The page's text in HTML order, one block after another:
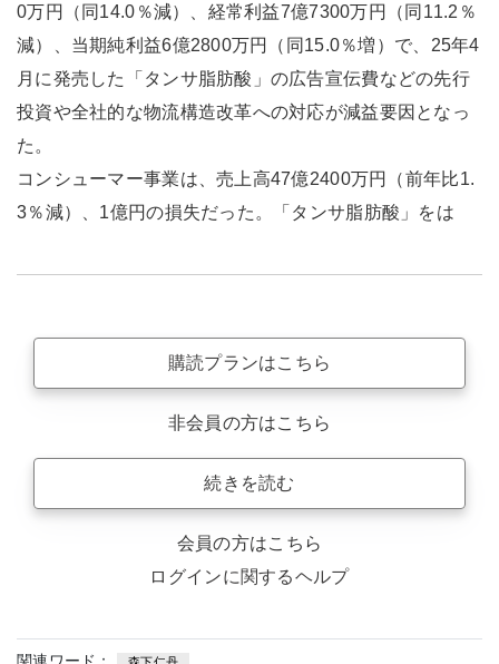
0万円（同14.0％減）、経常利益7億7300万円（同11.2％
減）、当期純利益6億2800万円（同15.0％増）で、25年4
月に発売した「タンサ脂肪酸」の広告宣伝費などの先行
投資や全社的な物流構造改革への対応が減益要因となっ
た。
コンシューマー事業は、売上高47億2400万円（前年比1.
3％減）、1億円の損失だった。「タンサ脂肪酸」をは
購読プランはこちら
非会員の方はこちら
続きを読む
会員の方はこちら
ログインに関するヘルプ